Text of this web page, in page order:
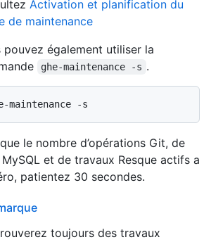
Activation et planification du
de maintenance
pouvez également utiliser la
ghe-maintenance -s .
le nombre d’opérations Git, de
et de travaux Resque actifs a
patientez 30 secondes.
toujours des travaux